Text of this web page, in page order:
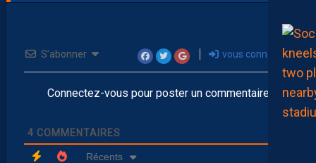
S’abonner vous connecter
Connectez-vous pour poster un commentaire
4 COMMENTAIRES
Récents